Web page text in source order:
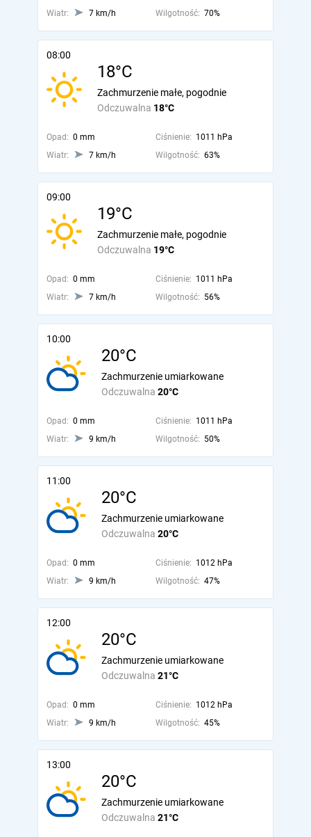
Wiatr: 7 km/h Wilgotność: 70%
08:00
18°C
Odczuwalna 18°C
Zachmurzenie małe, pogodnie
Opad: 0 mm Ciśnienie: 1011 hPa
Wiatr:
7 km/h Wilgotność: 63%
09:00
19°C
Odczuwalna 19°C
Zachmurzenie małe, pogodnie
Opad: 0 mm Ciśnienie: 1011 hPa
Wiatr:
7 km/h Wilgotność: 56%
10:00
20°C
Odczuwalna 20°C
Zachmurzenie umiarkowane
Opad: 0 mm Ciśnienie: 1011 hPa
Wiatr:
9 km/h Wilgotność: 50%
11:00
20°C
Odczuwalna 20°C
Zachmurzenie umiarkowane
Opad: 0 mm Ciśnienie: 1012 hPa
Wiatr:
9 km/h Wilgotność: 47%
12:00
20°C
Odczuwalna 21°C
Zachmurzenie umiarkowane
Opad: 0 mm Ciśnienie: 1012 hPa
Wiatr:
9 km/h Wilgotność: 45%
13:00
20°C
Odczuwalna 21°C
Zachmurzenie umiarkowane